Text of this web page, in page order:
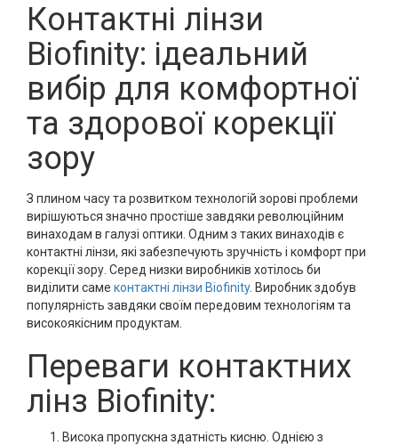
Контактні лінзи
Biofinity: ідеальний
вибір для комфортної
та здорової корекції
зору
З плином часу та розвитком технологій зорові проблеми
вирішуються значно простіше завдяки революційним
винаходам в галузі оптики. Одним з таких винаходів є
контактні лінзи, які забезпечують зручність і комфорт при
корекції зору. Серед низки виробників хотілось би
виділити саме контактні лінзи Biofinity. Виробник здобув
популярність завдяки своїм передовим технологіям та
високоякісним продуктам.
Переваги контактних
лінз Biofinity:
Висока пропускна здатність кисню. Однією з